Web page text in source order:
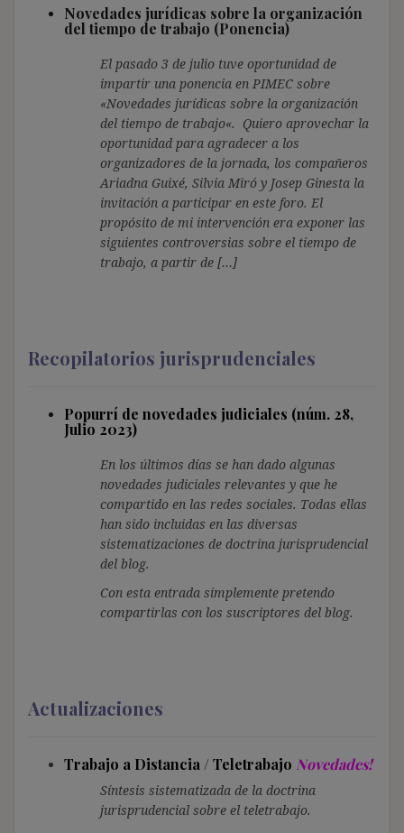
Novedades jurídicas sobre la organización
del tiempo de trabajo (Ponencia)
El pasado 3 de julio tuve oportunidad de
impartir una ponencia en PIMEC sobre
«Novedades jurídicas sobre la organización
del tiempo de trabajo«. Quiero aprovechar la
oportunidad para agradecer a los
organizadores de la jornada, los compañeros
Ariadna Guixé, Silvia Miró y Josep Ginesta la
invitación a participar en este foro. El
propósito de mi intervención era exponer las
siguientes controversias sobre el tiempo de
trabajo, a partir de […]
Recopilatorios jurisprudenciales
Popurrí de novedades judiciales (núm. 28,
Julio 2023)
En los últimos días se han dado algunas
novedades judiciales relevantes y que he
compartido en las redes sociales. Todas ellas
han sido incluidas en las diversas
sistematizaciones de doctrina jurisprudencial
del blog.
Con esta entrada simplemente pretendo
compartirlas con los suscriptores del blog.
Actualizaciones
Trabajo a Distancia / Teletrabajo Novedades!
Síntesis sistematizada de la doctrina
jurisprudencial sobre el teletrabajo.